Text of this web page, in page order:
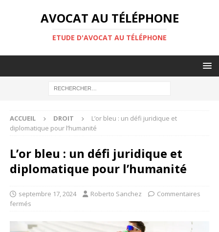
AVOCAT AU TÉLÉPHONE
ETUDE D'AVOCAT AU TÉLÉPHONE
ACCUEIL DROIT
L’or bleu : un défi juridique et
diplomatique pour l’humanité
L’or bleu : un défi juridique et
diplomatique pour l’humanité
septembre 17, 2024 Roberto Sanchez
Commentaires
fermés